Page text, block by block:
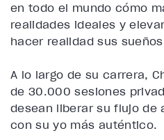
en todo el mundo cómo
realidades ideales y
hacer realidad sus
A lo largo de su carrera,
de 30.000 sesiones
desean liberar su flujo de
con su yo más auténtico.